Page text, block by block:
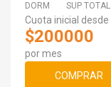
DORM
SUP TOTAL
Cuota inicial desde
$200000
por mes
COMPRAR